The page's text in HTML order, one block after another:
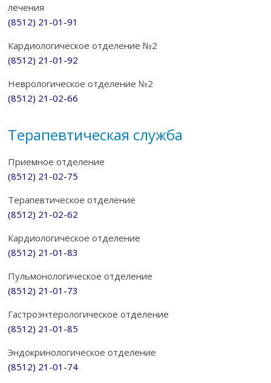
лечения
(8512) 21-01-91
Кардиологическое отделение №2
(8512) 21-01-92
Неврологическое отделение №2
(8512) 21-02-66
Терапевтическая служба
Приемное отделение
(8512) 21-02-75
Терапевтическое отделение
(8512) 21-02-62
Кардиологическое отделение
(8512) 21-01-83
Пульмонологическое отделение
(8512) 21-01-73
Гастроэнтерологическое отделение
(8512) 21-01-85
Эндокринологическое отделение
(8512) 21-01-74